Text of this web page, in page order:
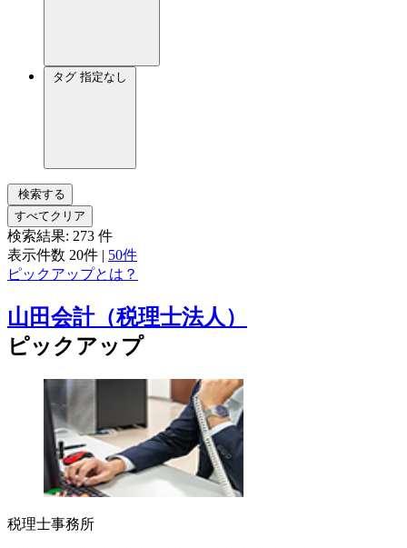
タグ 指定なし
検索する
すべてクリア
検索結果: 273 件
表示件数 20件 | 50件
ピックアップとは？
山田会計（税理士法人）
ピックアップ
税理士事務所